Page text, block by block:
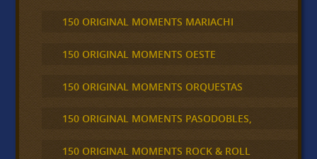
150 ORIGINAL MOMENTS MARIACHI
150 ORIGINAL MOMENTS OESTE
150 ORIGINAL MOMENTS ORQUESTAS
150 ORIGINAL MOMENTS PASODOBLES,
150 ORIGINAL MOMENTS ROCK & ROLL